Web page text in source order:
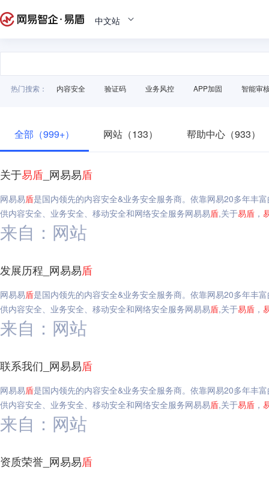
中文站
热门搜索： 内容安全 验证码 业务风控 APP加固 智能审
全部（999+） 网站（133） 帮助中心（933）
关于易盾 _网易易盾
网易易盾是国内领先的内容安全&业务安全服务商。依靠网易20多年丰
供内容安全、业务安全、移动安全和网络安全服务网易易盾,关于易盾 ，
来自：网站
发展历程_网易易盾
网易易盾是国内领先的内容安全&业务安全服务商。依靠网易20多年丰
供内容安全、业务安全、移动安全和网络安全服务网易易盾,关于易盾 ，
来自：网站
联系我们_网易易盾
网易易盾是国内领先的内容安全&业务安全服务商。依靠网易20多年丰
供内容安全、业务安全、移动安全和网络安全服务网易易盾,关于易盾 ，
来自：网站
资质荣誉_网易易盾